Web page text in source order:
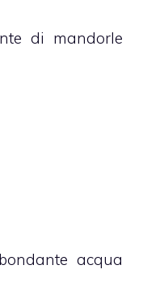
di mandorle
acqua